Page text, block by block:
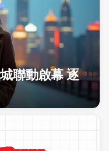
聯動啟幕 逐